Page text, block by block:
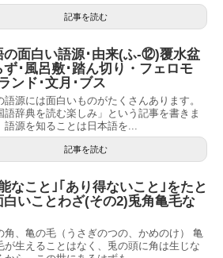
記事を読む
の面白い語源･由来(ふ-⑫)覆水盆
ず･風呂敷･踏ん切り・フェロモ
ンド･文月･ブス
語源には面白いものがたくさんあります。
語辞典を読む楽しみ」という記事を書きま
語源を知ることは日本語を...
記事を読む
なこと｣｢あり得ないこと｣をたと
白いことわざ(その2)兎角亀毛な
角、亀の毛（うさぎのつの、かめのけ） 亀
が生えることはなく、兎の頭に角は生じな